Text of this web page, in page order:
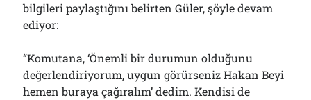
bilgileri paylaştığını belirten Güler, şöyle devam
ediyor:
“Komutana, ‘Önemli bir durumun olduğunu
değerlendiriyorum, uygun görürseniz Hakan Beyi
hemen buraya çağıralım’ dedim. Kendisi de